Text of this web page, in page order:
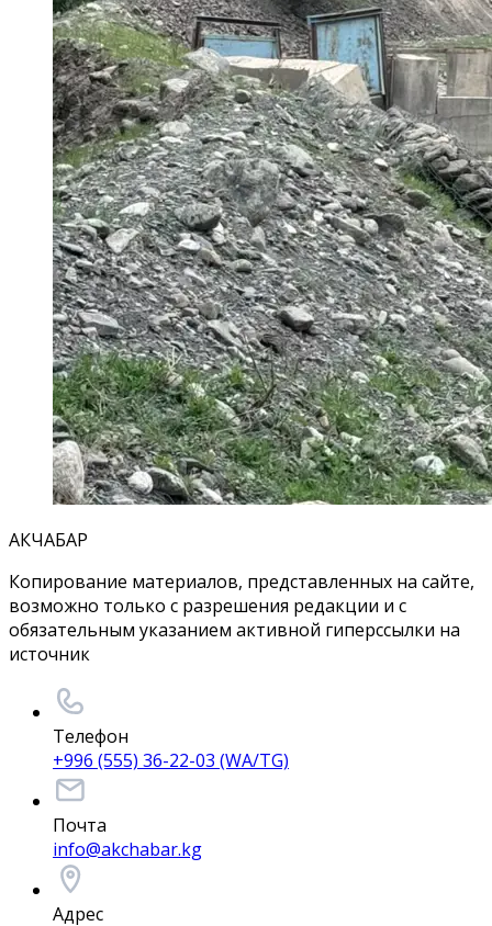
АКЧАБАР
Копирование материалов, представленных на сайте,
возможно только с разрешения редакции и с
обязательным указанием активной гиперссылки на
источник
Телефон
+996 (555) 36-22-03 (WA/TG)
Почта
info@akchabar.kg
Адрес